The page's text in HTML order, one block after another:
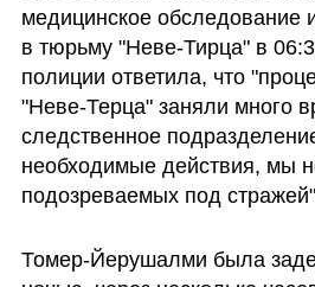
медицинское обследование
в тюрьму "Неве-Тирца" в
полиции ответила, что
"Неве-Терца" заняли много
следственное
необходимые действия, мы
подозреваемых под
Томер-Йерушалми была